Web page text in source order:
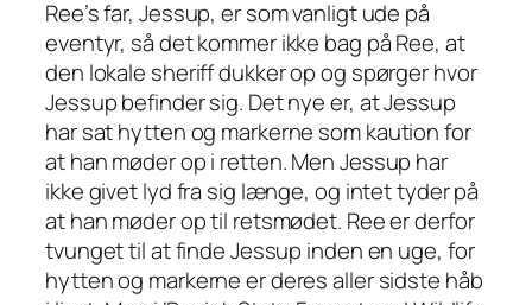
Ree’s far, Jessup, er som vanligt ude på
eventyr, så det kommer ikke bag på Ree, at
den lokale sheriff dukker op og spørger hvor
Jessup befinder sig. Det nye er, at Jessup
har sat hytten og markerne som kaution for
at han møder op i retten. Men Jessup har
ikke givet lyd fra sig længe, og intet tyder på
at han møder op til retsmødet. Ree er derfor
tvunget til at finde Jessup inden en uge, for
hytten og markerne er deres aller sidste håb